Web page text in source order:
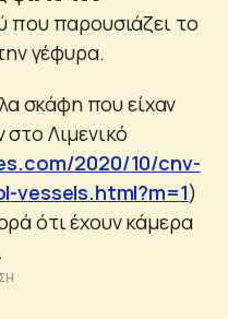
που παρουσιάζει το
γέφυρα.
σκάφη που είχαν
Λιμενικό
2020/10/cnv-
vessels.html?m=1)
ότι έχουν κάμερα